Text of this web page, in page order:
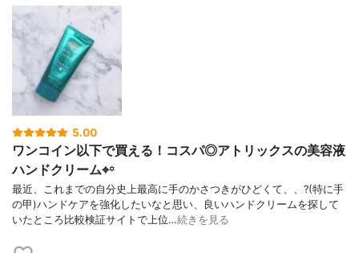
5.00
ワンコイン以下で買える！コスパ◎アトリックスの美容液
ハンドクリーム⌖꙳
最近、これまでの自分史上最高に手のかさつきがひどくて、、?(特に手
の甲)ハンドケアを強化したいなと思い、良いハンドクリームを探して
いたところ比較検証サイトで上位…続きを見る